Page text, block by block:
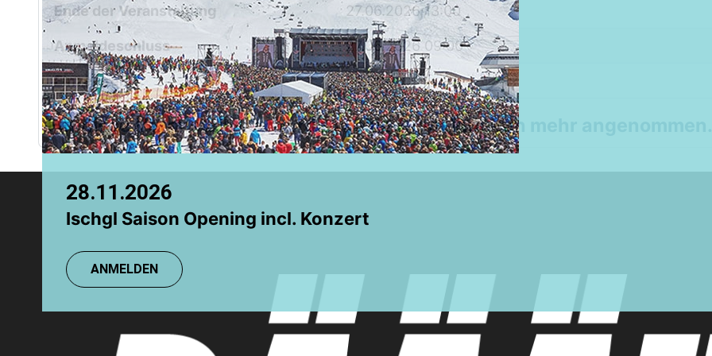
Chamonix
Grindelwald
28.11.2026
Ischgl Saison Opening incl. Konzert
ANMELDEN
08.08.2026
TR: Einsteigerkurs
ANMELDEN
Ende der Veranstaltung 27.06.2026 13:00
Anmeldeschluss 27.06.2026 09:00
Einzelpreis 50,00€
Für diese Veranstaltung werden keine Anmeldungen mehr angenommen.